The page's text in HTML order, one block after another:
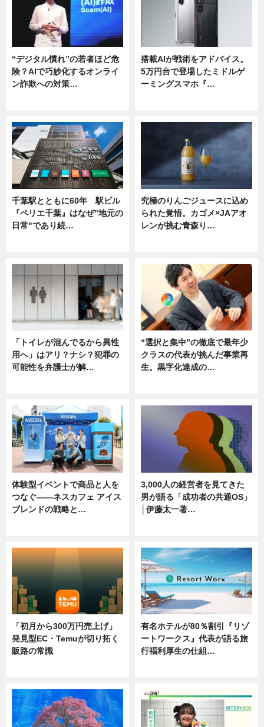
“デジタル慣れ”の若者ほど危
険？AIで巧妙化するオンライ
ン詐欺への対策…
搭載AIが戦術をアドバイス。
5万円台で登場したミドルゲ
ーミングスマホ『…
千葉駅とともに60年 駅ビル
『ペリエ千葉』はなぜ"地元の
日常"であり続…
究極のりんごジュースに込め
られた覚悟。カゴメ×JAアオ
レンが挑む青森り…
「トイレが混んでるから異性
用へ」はアリ？ナシ？犯罪の
可能性を弁護士が解…
“選択と集中”の徹底で最年少
クラスの代表が挑んだ事業再
生。黒字化達成の…
体験型イベントで商品と人を
つなぐ――ネスカフェ アイス
ブレンドの戦略と…
3,000人の経営者を見てきた
男が語る「成功者の共通OS」
│伊藤太一著…
「初月から300万円売上げ」
発見型EC・Temuが切り拓く
販路の常識
有名ホテルが80％割引『リゾ
ートワークス』代表が語る旅
行福利厚生の仕組…